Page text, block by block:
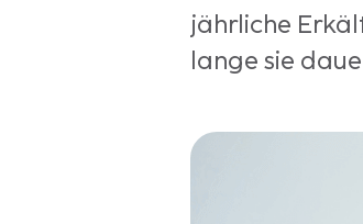
jährliche
lange sie